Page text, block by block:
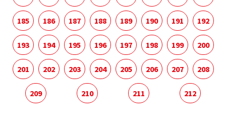
185 186 187 188 189 190 191 192
193 194 195 196 197 198 199 200
201 202 203 204 205 206 207 208
209 210 211 212